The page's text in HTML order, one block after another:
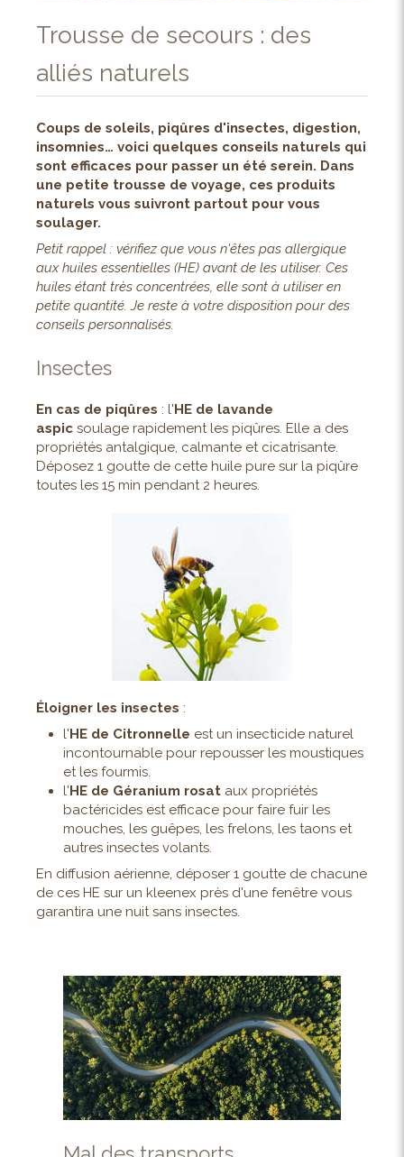
Trousse de secours : des
alliés naturels
Coups de soleils, piqûres d'insectes, digestion,
insomnies… voici quelques conseils naturels qui
sont efficaces pour passer un été serein. Dans
une petite trousse de voyage, ces produits
naturels vous suivront partout pour vous
soulager.
Petit rappel : vérifiez que vous n'êtes pas allergique
aux huiles essentielles (HE) avant de les utiliser. Ces
huiles étant très concentrées, elle sont à utiliser en
petite quantité. Je reste à votre disposition pour des
conseils personnalisés.
Insectes
En cas de piqûres : l'HE de lavande
aspic soulage rapidement les piqûres. Elle a des
propriétés antalgique, calmante et cicatrisante.
Déposez 1 goutte de cette huile pure sur la piqûre
toutes les 15 min pendant 2 heures.
Éloigner les insectes :
l'HE de Citronnelle est un insecticide naturel
incontournable pour repousser les moustiques
et les fourmis.
l'HE de Géranium rosat aux propriétés
bactéricides est efficace pour faire fuir les
mouches, les guêpes, les frelons, les taons et
autres insectes volants.
En diffusion aérienne, déposer 1 goutte de chacune
de ces HE sur un kleenex près d'une fenêtre vous
garantira une nuit sans insectes.